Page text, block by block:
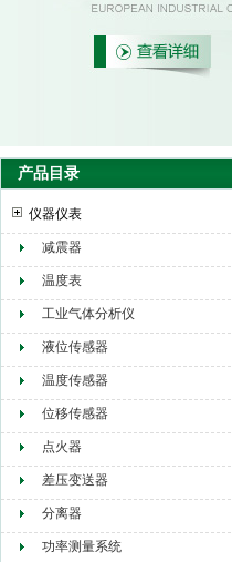
赫尔纳贸易（大连）有限公司
产品目录
仪器仪表
减震器
温度表
工业气体分析仪
液位传感器
温度传感器
位移传感器
点火器
差压变送器
分离器
功率测量系统